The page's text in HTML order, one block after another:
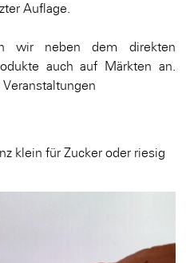
Auflage.
wir neben dem direkten
auch auf Märkten an.
Veranstaltungen
klein für Zucker oder riesig